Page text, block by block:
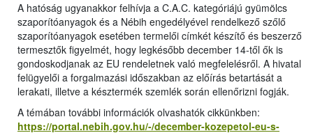
A hatóság ugyanakkor felhívja a C.A.C. kategóriájú gyümölcs
szaporítóanyagok és a Nébih engedélyével rendelkező szőlő
szaporítóanyagok esetében termelői címkét készítő és beszerző
termesztők figyelmét, hogy legkésőbb december 14-től ők is
gondoskodjanak az EU rendeletnek való megfelelésről. A hivatal
felügyelői a forgalmazási időszakban az előírás betartását a
lerakati, illetve a késztermék szemlék során ellenőrizni fogják.
A témában további információk olvashatók cikkünkben:
https://portal.nebih.gov.hu/-/december-kozepetol-eu-s-